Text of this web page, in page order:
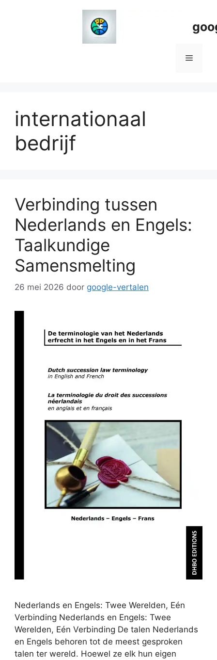
Menu
internationaal
bedrijf
Verbinding tussen
Nederlands en Engels:
Taalkundige
Samensmelting
26 mei 2026 door google-vertalen
Nederlands en Engels: Twee Werelden, Eén
Verbinding Nederlands en Engels: Twee
Werelden, Eén Verbinding De talen Nederlands
en Engels behoren tot de meest gesproken
talen ter wereld. Hoewel ze elk hun eigen